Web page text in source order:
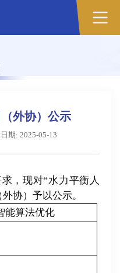
外协）公示
期: 2025-05-13
，现对“水力平衡人
协）予以公示。
能算法优化